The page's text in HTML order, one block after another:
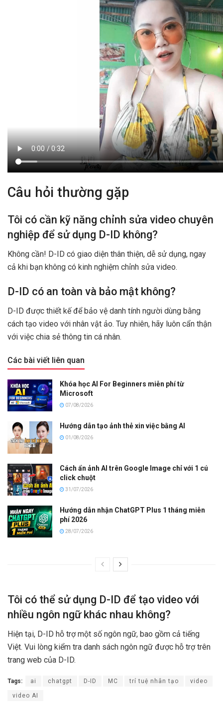
Câu hỏi thường gặp
Tôi có cần kỹ năng chỉnh sửa video chuyên
nghiệp để sử dụng D-ID không?
Không cần! D-ID có giao diện thân thiện, dễ sử dụng, ngay
cả khi bạn không có kinh nghiệm chỉnh sửa video.
D-ID có an toàn và bảo mật không?
D-ID được thiết kế để bảo vệ danh tính người dùng bằng
cách tạo video với nhân vật ảo. Tuy nhiên, hãy luôn cẩn thận
với việc chia sẻ thông tin cá nhân.
Các bài viết liên quan
Khóa học AI For Beginners miễn phí từ
Microsoft
07/08/2026
Hướng dẫn tạo ảnh thẻ xin việc bằng AI
01/08/2026
Cách ẩn ảnh AI trên Google Image chỉ với 1 cú
click chuột
31/07/2026
Hướng dẫn nhận ChatGPT Plus 1 tháng miễn
phí 2026
28/07/2026
Tôi có thể sử dụng D-ID để tạo video với
nhiều ngôn ngữ khác nhau không?
Hiện tại, D-ID hỗ trợ một số ngôn ngữ, bao gồm cả tiếng
Việt. Vui lòng kiểm tra danh sách ngôn ngữ được hỗ trợ trên
trang web của D-ID.
Tags: ai chatgpt D-ID MC trí tuệ nhân tạo video
video AI